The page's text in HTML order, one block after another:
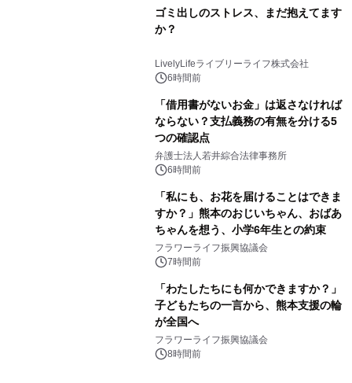
ゴミ出しのストレス、まだ抱えてます
か？
LivelyLifeライブリーライフ株式会社
6時間前
「借用書がないお金」は返さなければ
ならない？支払義務の有無を分ける5
つの確認点
弁護士法人若井綜合法律事務所
6時間前
「私にも、お花を届けることはできま
すか？」熊本のおじいちゃん、おばあ
ちゃんを想う、小学6年生との約束
フラワーライフ振興協議会
7時間前
「わたしたちにも何かできますか？」
子どもたちの一言から、熊本支援の輪
が全国へ
フラワーライフ振興協議会
8時間前